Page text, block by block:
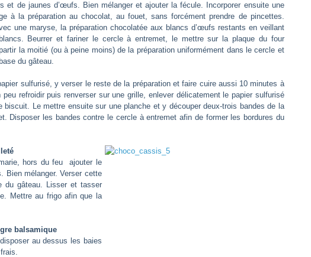
et de jaunes d’œufs. Bien mélanger et ajouter la fécule. Incorporer ensuite une
à la préparation au chocolat, au fouet, sans forcément prendre de pincettes.
une maryse, la préparation chocolatée aux blancs d’œufs restants en veillant
Beurrer et fariner le cercle à entremet, le mettre sur la plaque du four
la moitié (ou à peine moins) de la préparation uniformément dans le cercle et
du gâteau.
sulfurisé, y verser le reste de la préparation et faire cuire aussi 10 minutes à
refroidir puis renverser sur une grille, enlever délicatement le papier sulfurisé
biscuit. Le mettre ensuite sur une planche et y découper deux-trois bandes de la
Disposer les bandes contre le cercle à entremet afin de former les bordures du
hors du feu ajouter le
Bien mélanger. Verser cette
du gâteau. Lisser et tasser
Mettre au frigo afin que la
balsamique
au dessus les baies